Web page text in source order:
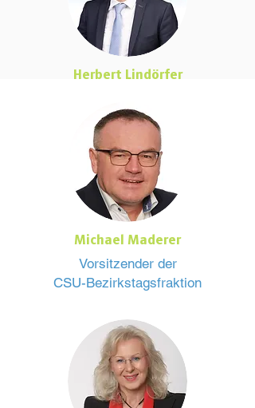
Herbert Lindörfer
Michael Maderer
Vorsitzender der
CSU-Bezirkstagsfraktion